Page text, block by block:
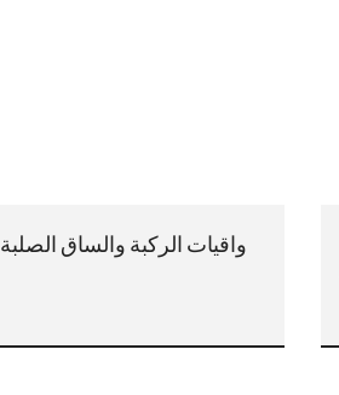
واقيات الركبة والساق الصلبة